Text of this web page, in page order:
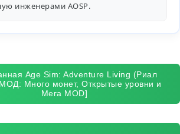
инженерами AOSP.
Age Sim: Adventure Living (Риал
Много монет, Открытые уровни и
Мега MOD]